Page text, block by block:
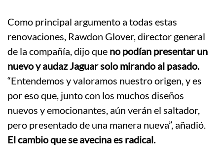
Como principal argumento a todas estas
renovaciones, Rawdon Glover, director general
de la compañía, dijo que no podían presentar un
nuevo y audaz Jaguar solo mirando al pasado.
“Entendemos y valoramos nuestro origen, y es
por eso que, junto con los muchos diseños
nuevos y emocionantes, aún verán el saltador,
pero presentado de una manera nueva”, añadió.
El cambio que se avecina es radical.